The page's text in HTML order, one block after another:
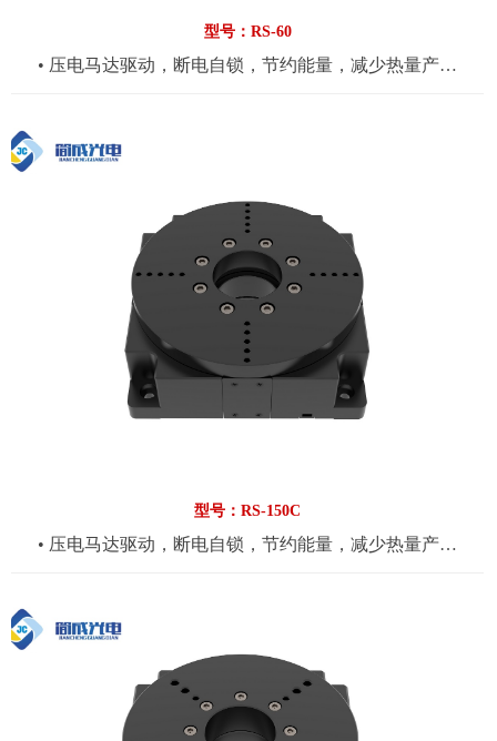
型号：RS-60
• 压电马达驱动，断电自锁，节约能量，减少热量产生
• 光栅反馈，分辨率可选，最小步进可达0.001°，重复定位
精度可达±0.002°
• 可应用于光学组装，微纳加工，激光，自动化等领域
型号：RS-150C
• 压电马达驱动，断电自锁，节约能量，减少热量产生
• 光栅反馈，分辨率可选，最小步进可达0.001nm，重复定
位精度可达±0.002nm